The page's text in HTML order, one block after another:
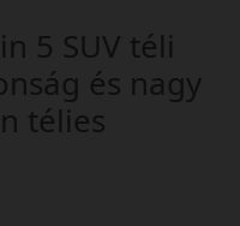
5 SUV téli
és nagy
télies